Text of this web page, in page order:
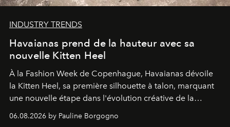
INDUSTRY TRENDS
Havaianas prend de la hauteur avec sa
nouvelle Kitten Heel
À la Fashion Week de Copenhague, Havaianas dévoile
la Kitten Heel, sa première silhouette à talon, marquant
une nouvelle étape dans l'évolution créative de la
06.08.2026 by Pauline Borgogno